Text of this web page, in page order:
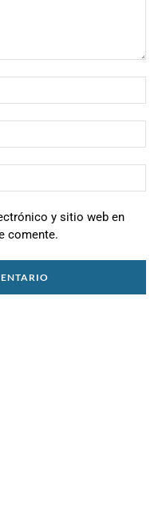
y sitio web en
comente.